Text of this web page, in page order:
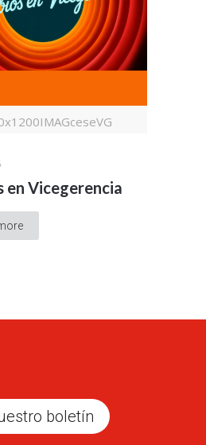
en Vicegerencia
boletín